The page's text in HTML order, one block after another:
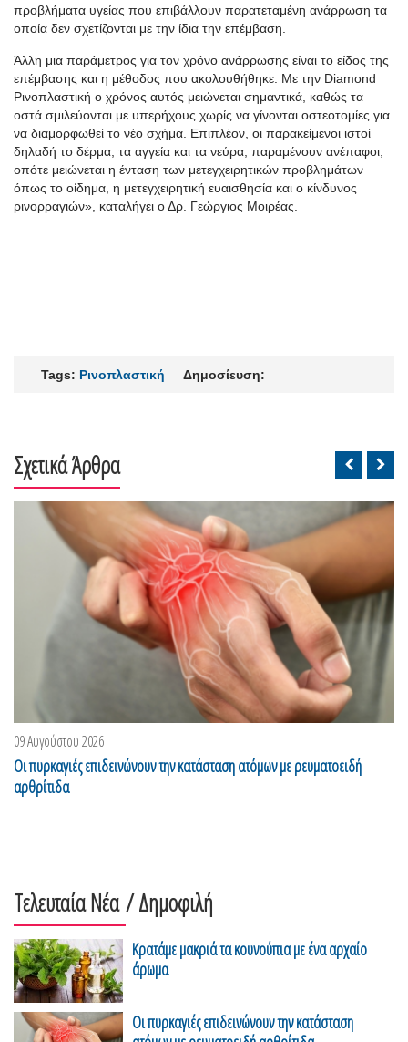
προβλήματα υγείας που επιβάλλουν παρατεταμένη ανάρρωση τα
οποία δεν σχετίζονται με την ίδια την επέμβαση.
Άλλη μια παράμετρος για τον χρόνο ανάρρωσης είναι το είδος της
επέμβασης και η μέθοδος που ακολουθήθηκε. Με την Diamond
Ρινοπλαστική ο χρόνος αυτός μειώνεται σημαντικά, καθώς τα
οστά σμιλεύονται με υπερήχους χωρίς να γίνονται οστεοτομίες για
να διαμορφωθεί το νέο σχήμα. Επιπλέον, οι παρακείμενοι ιστοί
δηλαδή το δέρμα, τα αγγεία και τα νεύρα, παραμένουν ανέπαφοι,
οπότε μειώνεται η ένταση των μετεγχειρητικών προβλημάτων
όπως το οίδημα, η μετεγχειρητική ευαισθησία και ο κίνδυνος
ρινορραγιών», καταλήγει ο Δρ. Γεώργιος Μοιρέας.
Tags: Ρινοπλαστική Δημοσίευση:
Σχετικά Άρθρα
09 Αυγούστου 2026
Οι πυρκαγιές επιδεινώνουν την κατάσταση ατόμων με ρευματοειδή
αρθρίτιδα
Τελευταία Νέα/ Δημοφιλή
Κρατάμε μακριά τα κουνούπια με ένα αρχαίο
άρωμα
Οι πυρκαγιές επιδεινώνουν την κατάσταση